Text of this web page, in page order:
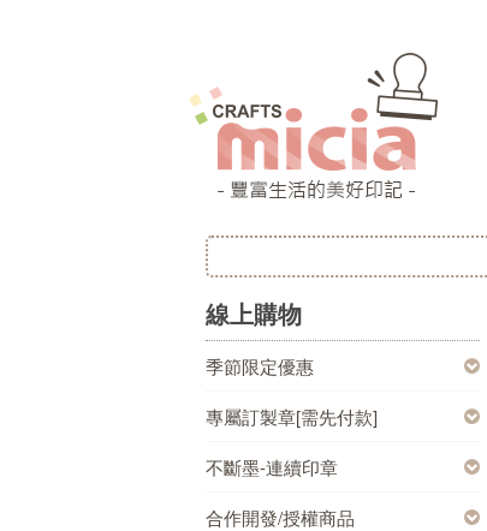
線上購物
季節限定優惠
專屬訂製章[需先付款]
不斷墨-連續印章
合作開發/授權商品